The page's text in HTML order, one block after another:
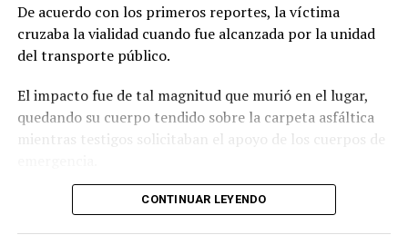
De acuerdo con los primeros reportes, la víctima
cruzaba la vialidad cuando fue alcanzada por la unidad
del transporte público.
El impacto fue de tal magnitud que murió en el lugar,
quedando su cuerpo tendido sobre la carpeta asfáltica
mientras testigos solicitaban el apoyo de los cuerpos de
Lejos de detenerse para auxiliar a la víctima, el operador
CONTINUAR LEYENDO